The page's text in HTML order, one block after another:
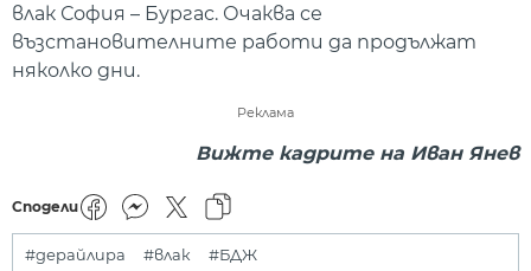
влак София – Бургас. Очаква се
възстановителните работи да продължат
няколко дни.
Реклама
Вижте кадрите на Иван Янев
Сподели
#дерайлира #влак #БДЖ